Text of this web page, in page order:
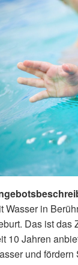
Wasser in
Das ist das
10 Jahren
und